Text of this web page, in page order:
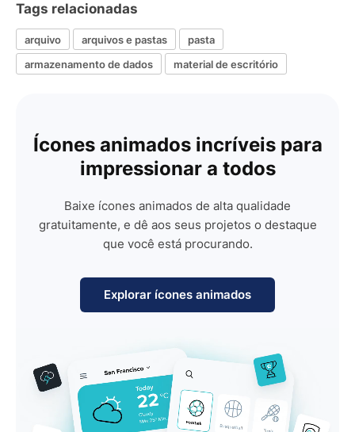
Tags relacionadas
arquivo arquivos e pastas
pasta
armazenamento de dados
material de escritório
Ícones animados incríveis para
impressionar a todos
Baixe ícones animados de alta qualidade
gratuitamente, e dê aos seus projetos o destaque
que você está procurando.
Explorar ícones animados